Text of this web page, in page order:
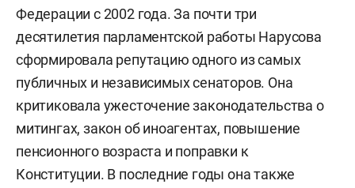
Федерации с 2002 года. За почти три
десятилетия парламентской работы Нарусова
сформировала репутацию одного из самых
публичных и независимых сенаторов. Она
критиковала ужесточение законодательства о
митингах, закон об иноагентах, повышение
пенсионного возраста и поправки к
Конституции. В последние годы она также